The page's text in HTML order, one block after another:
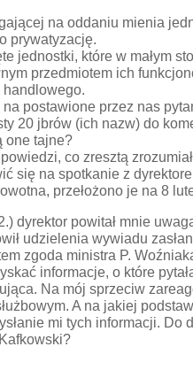
na oddaniu mienia
prywatyzację.
jednostki, które w małym
przedmiotem ich
handlowego.
postawione przez nas
20 jbrów (ich nazw) do
one tajne?
co zresztą
się na spotkanie z
przełożono je na 8
dyrektor powitał mnie
udzielenia wywiadu
zgoda ministra P.
informacje, o które
Na mój sprzeciw
A na jakiej
mi tych informacji.